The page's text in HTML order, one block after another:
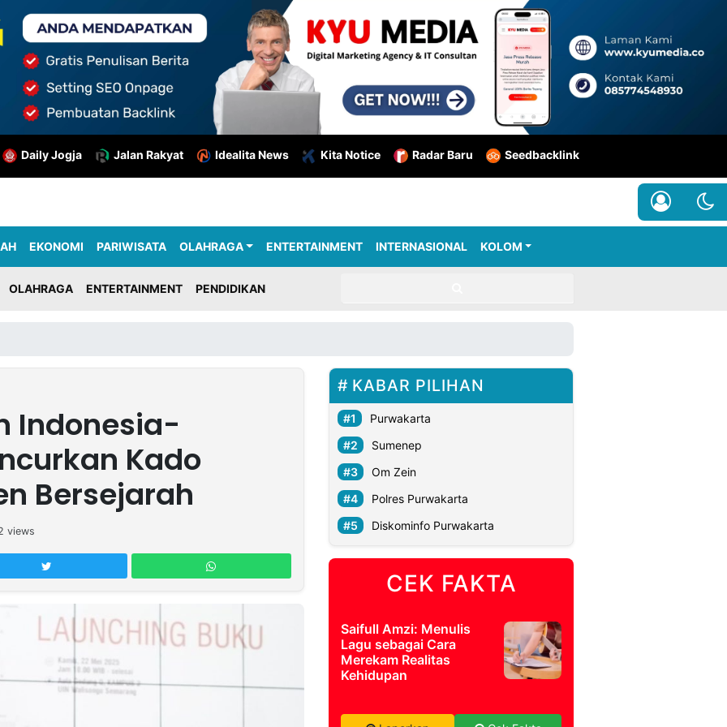
Daily Jogja Jalan Rakyat Idealita News Kita Notice Radar Baru Seedbacklink
EKONOMI PARIWISATA OLAHRAGA ENTERTAINMENT INTERNASIONAL KOLOM
OLAHRAGA ENTERTAINMENT PENDIDIKAN
Indonesia-
Kado
Bersejarah
views
KABAR PILIHAN
Purwakarta
Sumenep
Om Zein
Polres Purwakarta
Diskominfo Purwakarta
CEK FAKTA
Saifull Amzi: Menulis
Lagu sebagai Cara
Merekam Realitas
Kehidupan